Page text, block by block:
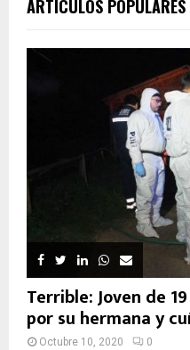
ARTÍCULOS POPULARES
Terrible: Joven de
por su hermana y
Octubre 10, 2020 0